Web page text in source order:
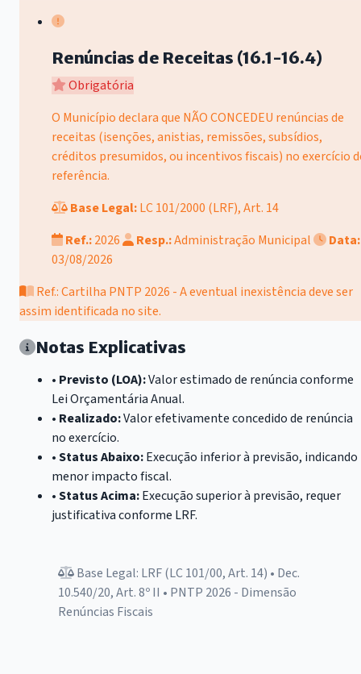
Renúncias de Receitas (16.1-16.4)
Obrigatória
O Município declara que NÃO CONCEDEU renúncias de
receitas (isenções, anistias, remissões, subsídios,
créditos presumidos, ou incentivos fiscais) no exercício
referência.
Base Legal:LC 101/2000 (LRF), Art. 14
Ref.:2026 Resp.:Administração Municipal
Data:
03/08/2026
Ref.: Cartilha PNTP 2026 - A eventual inexistência deve ser
assim identificada no site.
Notas Explicativas
• Previsto (LOA):Valor estimado de renúncia conforme
Lei Orçamentária Anual.
• Realizado:Valor efetivamente concedido de renúncia
no exercício.
•Status Abaixo:Execução inferior à previsão, indicando
menor impacto fiscal.
•Status Acima:Execução superior à previsão, requer
justificativa conforme LRF.
Base Legal: LRF (LC 101/00, Art. 14) • Dec.
10.540/20, Art. 8º II • PNTP 2026 - Dimensão
Renúncias Fiscais